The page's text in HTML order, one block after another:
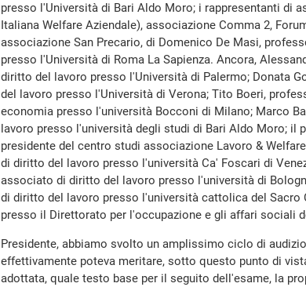
presso l'Università di Bari Aldo Moro; i rappresentanti di
Italiana Welfare Aziendale), associazione Comma 2,
associazione San Precario, di Domenico De Masi,
presso l'Università di Roma La Sapienza. Ancora,
diritto del lavoro presso l'Università di Palermo; Donata
del lavoro presso l'Università di Verona; Tito Boeri,
economia presso l'università Bocconi di Milano; Marco
lavoro presso l'università degli studi di Bari Aldo Moro; il
presidente del centro studi associazione Lavoro &
di diritto del lavoro presso l'università Ca' Foscari di
associato di diritto del lavoro presso l'università di
di diritto del lavoro presso l'università cattolica del Sacro
presso il Direttorato per l'occupazione e gli affari sociali
Presidente, abbiamo svolto un amplissimo ciclo di
effettivamente poteva meritare, sotto questo punto di
adottata, quale testo base per il seguito dell'esame, la